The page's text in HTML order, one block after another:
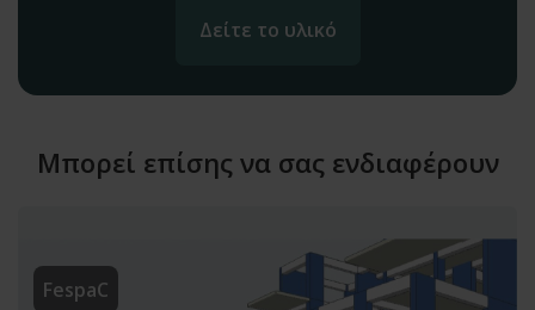
Δείτε το υλικό
Μπορεί επίσης να σας ενδιαφέρουν
FespaC